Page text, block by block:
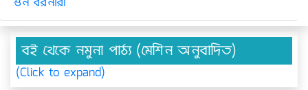
বই থেকে নমুনা পাঠ্য (মেশিন অনুবাদিত)
(Click to expand)